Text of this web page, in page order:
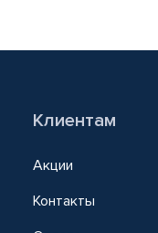
Клиентам
Акции
Контакты